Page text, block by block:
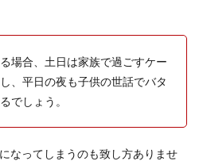
場合、土日は家族で過ごすケー
、平日の夜も子供の世話でバタ
でしょう。
なってしまうのも致し方ありませ